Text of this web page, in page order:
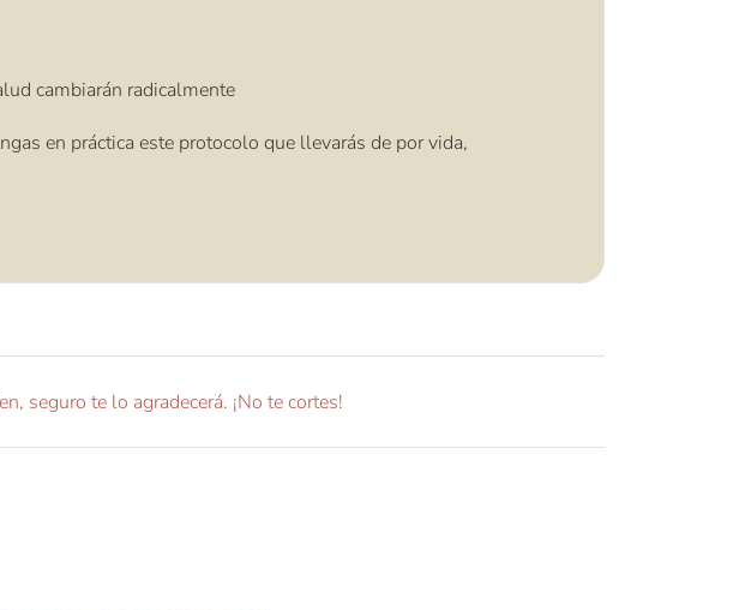
cambiarán radicalmente
en práctica este protocolo que llevarás de por vida,
seguro te lo agradecerá. ¡No te cortes!